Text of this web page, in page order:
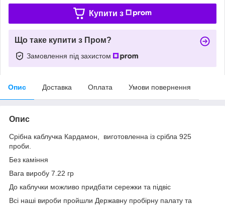
Купити з
Що таке купити з Пром?
Замовлення під захистом
Опис Доставка Оплата Умови повернення
Опис
Срібна каблучка Кардамон, виготовленна із срібла 925
проби.
Без каміння
Вага виробу 7.22 гр
До каблучки можливо придбати сережки та підвіс
Всі наші вироби пройшли Державну пробірну палату та